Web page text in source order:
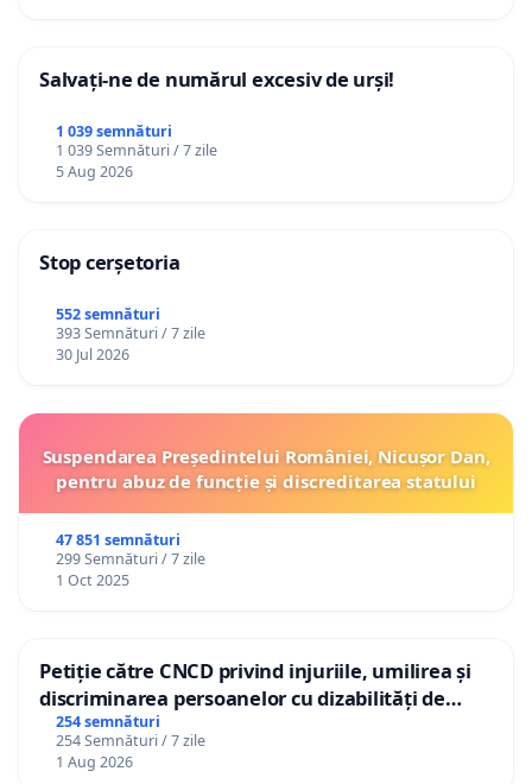
Salvați-ne de numărul excesiv de urși!
1 039 semnături
1 039 Semnături / 7 zile
5 Aug 2026
Stop cerșetoria
552 semnături
393 Semnături / 7 zile
30 Jul 2026
Suspendarea Președintelui României, Nicușor Dan,
pentru abuz de funcție și discreditarea statului
47 851 semnături
299 Semnături / 7 zile
1 Oct 2025
Petiție către CNCD privind injuriile, umilirea și
discriminarea persoanelor cu dizabilități de
către utilizatorul TikTok „Gorici”
254 semnături
254 Semnături / 7 zile
1 Aug 2026